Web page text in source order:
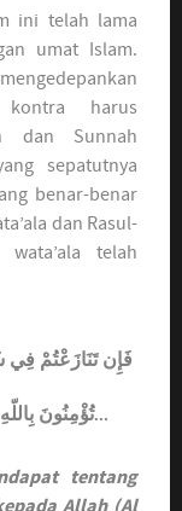
ini telah lama
umat Islam.
harus
dan Sunnah
sepatutnya
benar-benar
dan Rasul-
telah
فَإِن تَنَازَعْتُمْ فِي
تُؤْمِنُونَ بِاللّهِ وَالْيَوْمِ الآخِرِ ذَلِكَ خَيْرٌ وَأَحْسَنُ تَأْوِيلاً...
tentang
Allah (Al